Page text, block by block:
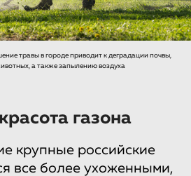
травы в городе приводит к деградации почвы,
а также запылению воздуха
газона
крупные российские
все более ухоженными,